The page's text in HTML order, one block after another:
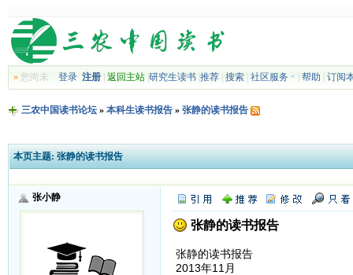
»您尚未 登录 注册| 返回主站| 研究生读书| 推荐| 搜索| 社区服务 帮助 订阅
三农中国读书论坛» 本科生读书报告» 张静的读书报告
本页主题: 张静的读书报告
张小静
张静的读书报告
张静的读书报告
2013年11月